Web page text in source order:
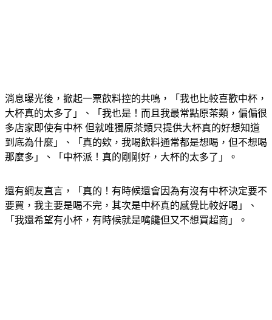
大杯真的太多了」、「我也是！而且我最常點原茶類，偏偏很
多店家即使有中杯 但就唯獨原茶類只提供大杯真的好想知道
到底為什麼」、「真的欸，我喝飲料通常都是想喝，但不想喝
那麼多」、「中杯派！真的剛剛好，大杯的太多了」。
要買，我主要是喝不完，其次是中杯真的感覺比較好喝」、
「我還希望有小杯，有時候就是嘴饞但又不想買超商」。